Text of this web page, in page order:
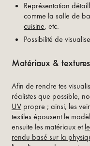
Représentation
comme la salle de
cuisine, etc.
Possibilité de
Matériaux & textures
Afin de rendre tes
réalistes que possible,
UV propre ; ainsi, les
textiles épousent le
ensuite les matériaux et
rendu basé sur la